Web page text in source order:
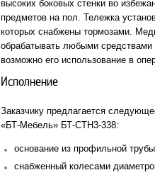
высоких боковых стенки во
предметов на пол. Тележка
которых снабжены тормозами.
обрабатывать любыми
возможно его использование в
Исполнение
Заказчику предлагается
«БТ-Мебель» БТ-СТН3-338:
основание из профильной
снабженный колесами